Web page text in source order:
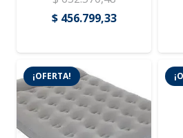
El
original
era:
$ 652.570,48.
$456.799,33El
actual
$ 456.799,33.
¡OFERTA!